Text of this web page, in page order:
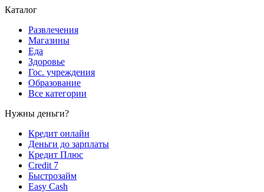
Каталог
Развлечения
Магазины
Еда
Здоровье
Гос. учреждения
Образование
Все категории
Нужны деньги?
Кредит онлайн
Деньги до зарплаты
Кредит Плюс
Credit 7
Быстрозайм
Easy Cash